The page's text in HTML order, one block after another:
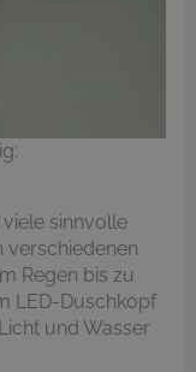
sinnvolle
verschiedenen
Regen bis zu
LED-Duschkopf
und Wasser